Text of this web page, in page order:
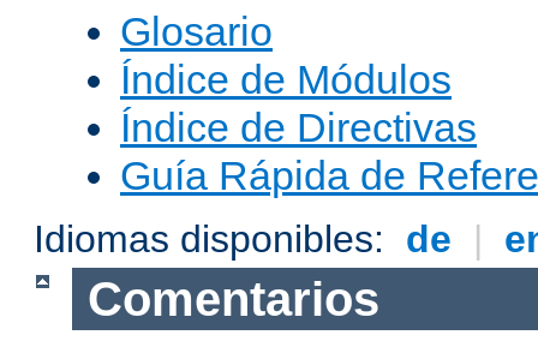
Glosario
Índice de Módulos
Índice de Directivas
Guía Rápida de
Idiomas disponibles: de |
Comentarios